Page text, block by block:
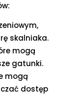
skalniaka.
mogą
gatunki.
mogą
dostęp